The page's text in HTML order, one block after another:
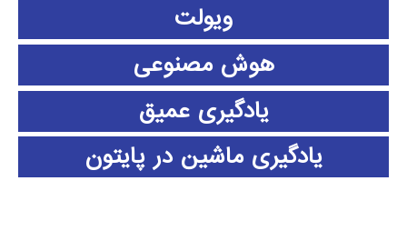
ویولت
هوش مصنوعی
یادگیری عمیق
یادگیری ماشین در پایتون